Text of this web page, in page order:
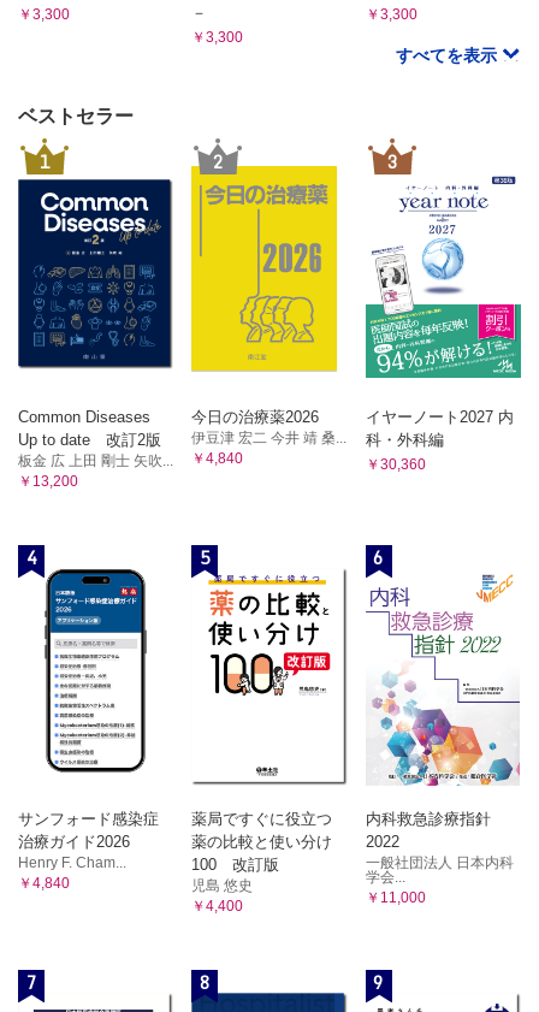
￥3,300
－
￥3,300
￥3,300
すべてを表示
ベストセラー
1
Common Diseases
Up to date 改訂2版
板金 広 上田 剛士 矢吹...
￥13,200
2
今日の治療薬2026
伊豆津 宏二 今井 靖 桑...
￥4,840
3
イヤーノート2027 内
科・外科編
￥30,360
4
サンフォード感染症
治療ガイド2026
Henry F. Cham...
￥4,840
5
薬局ですぐに役立つ
薬の比較と使い分け
100 改訂版
児島 悠史
￥4,400
6
内科救急診療指針
2022
一般社団法人 日本内科
学会...
￥11,000
7 8 9